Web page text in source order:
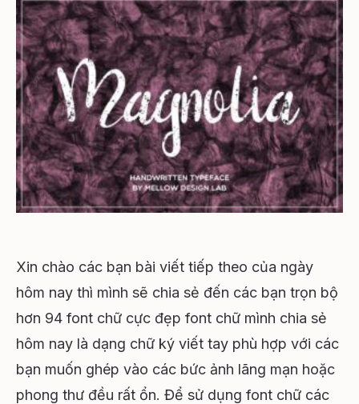
Xin chào các bạn bài viết tiếp theo của ngày
hôm nay thì mình sẽ chia sẻ đến các bạn trọn bộ
hơn 94 font chữ cực đẹp font chữ mình chia sẻ
hôm nay là dạng chữ ký viết tay phù hợp với các
bạn muốn ghép vào các bức ảnh lãng mạn hoặc
phong thư đều rất ổn. Để sử dụng font chữ các